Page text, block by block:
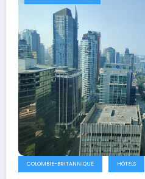
COLOMBIE-BRITANNIQUE HÔTELS